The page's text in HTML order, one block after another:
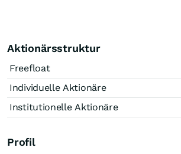
Aktionärsstruktur
Freefloat
Individuelle Aktionäre
Institutionelle Aktionäre
Profil